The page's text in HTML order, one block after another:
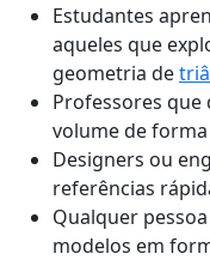
Estudantes
aqueles que
geometria de
Professores
volume de
Designers ou
referências
Qualquer
modelos em